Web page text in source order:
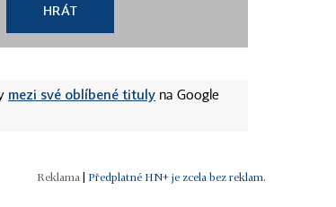
HRÁT
mezi své oblíbené tituly na Google
| Předplatné HN+ je zcela bez reklam.